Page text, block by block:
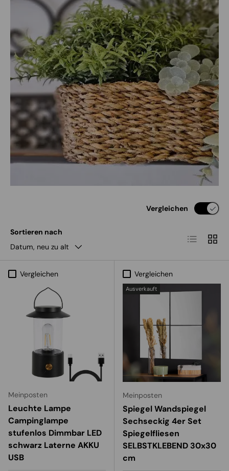
Sortieren nach
Datum, neu zu alt
Vergleichen
Vergleichen
Meinposten
Leuchte Lampe
Campinglampe
stufenlos Dimmbar LED
schwarz Laterne AKKU
USB
Vergleichen
Ausverkauft
Meinposten
Spiegel Wandspiegel
Sechseckig 4er Set
Spiegelfliesen
SELBSTKLEBEND 30x30
cm